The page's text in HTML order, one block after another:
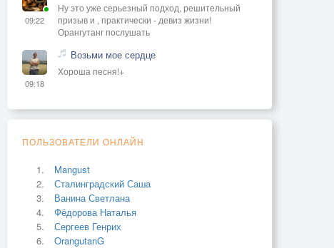
09:22
Ну это уже серьезный подход, решительный
призыв и , практически - девиз жизни!
Орангутанг послушать
09:18
Возьми мое сердце
Хороша песня!+
ПОЛЬЗОВАТЕЛИ ОНЛАЙН
Mangust
Сталинградский Саша
Ванина Светлана
Фёдорова Наталья
Сергеев Генрих
OrangutanG